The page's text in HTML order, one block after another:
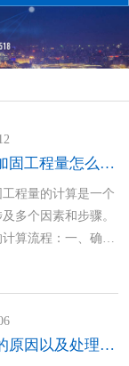
路基沉降注浆加固工程量怎么算的？
程量的计算是一个
多个因素和步骤。
算流程：一、确定
明确注浆加
地坪沉降开裂的原因以及处理方法介绍